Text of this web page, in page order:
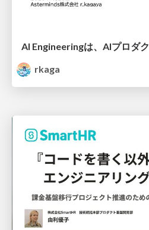
rkaga